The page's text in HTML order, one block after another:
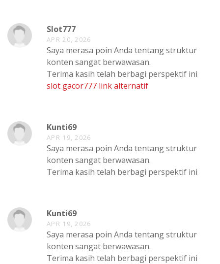
Slot777
APR 20, 2026
Saya merasa poin Anda tentang struktur
konten sangat berwawasan.
Terima kasih telah berbagi perspektif ini
slot gacor777 link alternatif
Kunti69
APR 19, 2026
Saya merasa poin Anda tentang struktur
konten sangat berwawasan.
Terima kasih telah berbagi perspektif ini
Kunti69
APR 19, 2026
Saya merasa poin Anda tentang struktur
konten sangat berwawasan.
Terima kasih telah berbagi perspektif ini